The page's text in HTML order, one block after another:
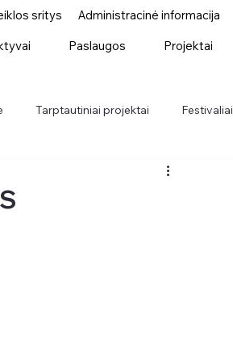
sritys Administracinė informacija
Paslaugos Projektai
Tarptautiniai projektai Festivaliai